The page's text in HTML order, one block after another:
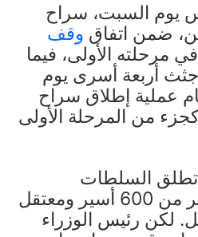
يوم السبت، سراح
ضمن اتفاق وقف
مرحلته الأولى، فيما
أربعة أسرى يوم
عملية إطلاق سراح
الأسرى الـ33 كجزء من المرحلة الأولى
تطلق السلطات
الإسرائيلية سراح أكثر من 600 أسير ومعتقل
لكن رئيس الوزراء